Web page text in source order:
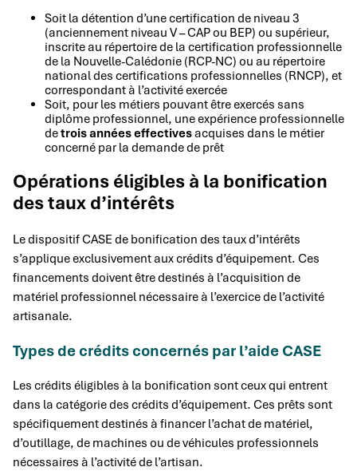
Soit la détention d’une certification de niveau 3
(anciennement niveau V – CAP ou BEP) ou supérieur,
inscrite au répertoire de la certification professionnelle
de la Nouvelle-Calédonie (RCP-NC) ou au répertoire
national des certifications professionnelles (RNCP), et
correspondant à l’activité exercée
Soit, pour les métiers pouvant être exercés sans
diplôme professionnel, une expérience professionnelle
detrois années effectivesacquises dans le métier
concerné par la demande de prêt
Opérations éligibles à la bonification
des taux d’intérêts
Le dispositif CASE de bonification des taux d’intérêts
s’applique exclusivement aux crédits d’équipement. Ces
financements doivent être destinés à l’acquisition de
matériel professionnel nécessaire à l’exercice de l’activité
artisanale.
Types de crédits concernés par l’aide CASE
Les crédits éligibles à la bonification sont ceux qui entrent
dans la catégorie des crédits d’équipement. Ces prêts sont
spécifiquement destinés à financer l’achat de matériel,
d’outillage, de machines ou de véhicules professionnels
nécessaires à l’activité de l’artisan.